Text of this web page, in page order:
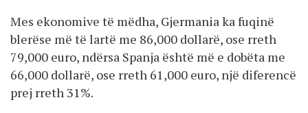
Mes ekonomive të mëdha, Gjermania ka fuqinë
blerëse më të lartë me 86,000 dollarë, ose rreth
79,000 euro, ndërsa Spanja është më e dobëta me
66,000 dollarë, ose rreth 61,000 euro, një diferencë
prej rreth 31%.